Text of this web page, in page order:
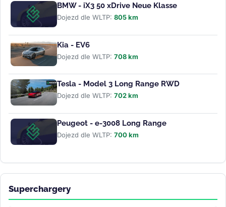
BMW - iX3 50 xDrive Neue Klasse
Dojezd dle WLTP: 805 km
Kia - EV6
Dojezd dle WLTP: 708 km
Tesla - Model 3 Long Range RWD
Dojezd dle WLTP: 702 km
Peugeot - e-3008 Long Range
Dojezd dle WLTP: 700 km
Superchargery